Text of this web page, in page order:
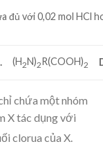
đủ với 0,02 mol HCl
(H2N)2R(COOH)2
chứa một nhóm
X tác dụng với
clorua của X.